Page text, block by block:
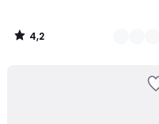
4,2
/